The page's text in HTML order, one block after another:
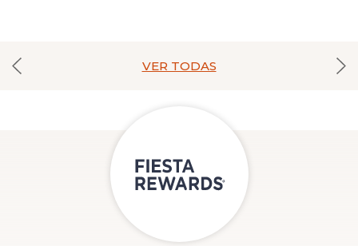
VER TODAS